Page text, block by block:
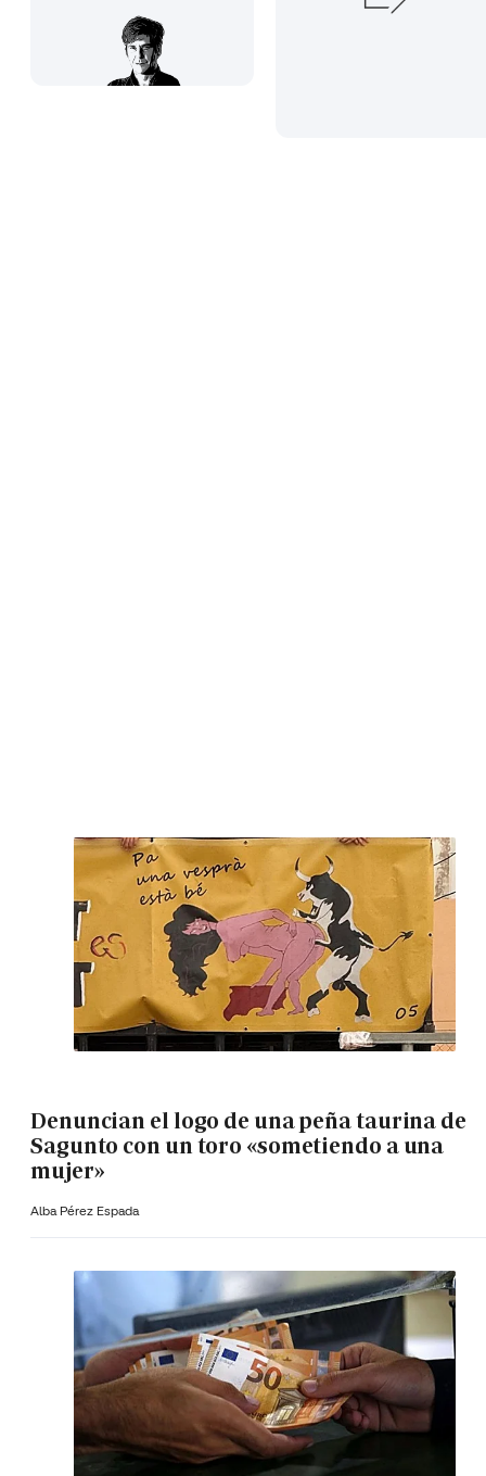
Denuncian el logo de una peña taurina de
Sagunto con un toro «sometiendo a una
mujer»
Alba Pérez Espada